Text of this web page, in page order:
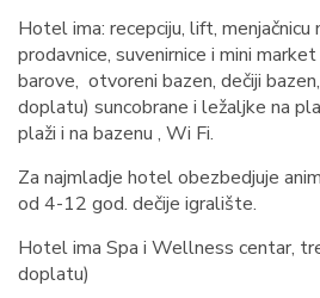
Hotel ima: recepciju, lift, menjačnicu
prodavnice, suvenirnice i mini
barove, otvoreni bazen, dečiji
doplatu) suncobrane i ležaljke na
plaži i na bazenu , Wi Fi.
Za najmladje hotel obezbedjuje
od 4-12 god. dečije igralište.
Hotel ima Spa i Wellness centar,
doplatu)